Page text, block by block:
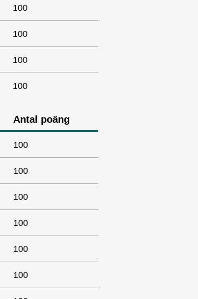
100
100
100
100
Antal poäng
100
100
100
100
100
100